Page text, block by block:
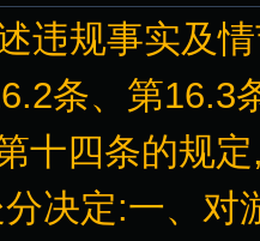
违规事实及
条、第16.3
十四条的规
决定:一、对